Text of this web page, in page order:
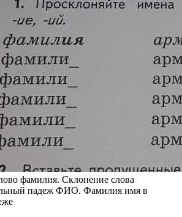
фамилия. Склонение слова
падеж ФИО. Фамилия имя в